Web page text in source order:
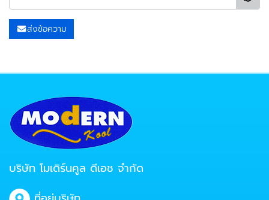
ส่งข้อความ
บริษัท โมเดิร์นคูล ดีเอช จำกัด